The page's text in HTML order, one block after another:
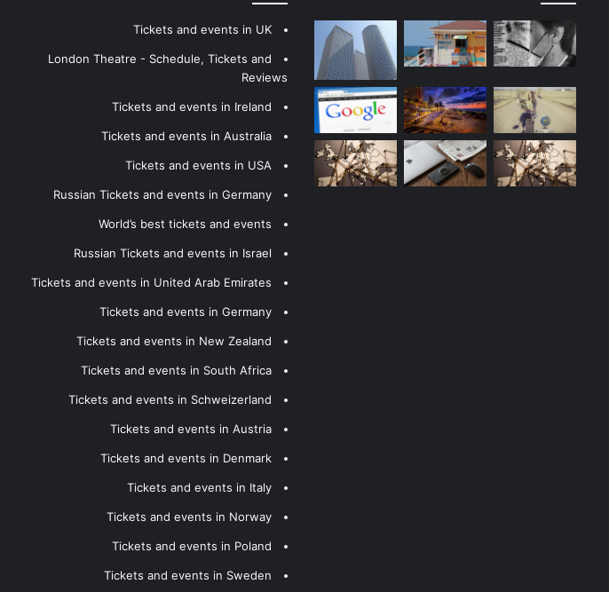
Tickets and events in UK
London Theatre - Schedule, Tickets and
Reviews
Tickets and events in Ireland
Tickets and events in Australia
Tickets and events in USA
Russian Tickets and events in Germany
World’s best tickets and events
Russian Tickets and events in Israel
Tickets and events in United Arab Emirates
Tickets and events in Germany
Tickets and events in New Zealand
Tickets and events in South Africa
Tickets and events in Schweizerland
Tickets and events in Austria
Tickets and events in Denmark
Tickets and events in Italy
Tickets and events in Norway
Tickets and events in Poland
Tickets and events in Sweden